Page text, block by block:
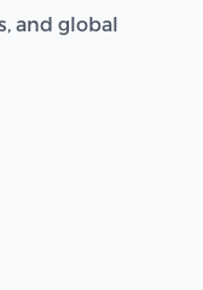
and global